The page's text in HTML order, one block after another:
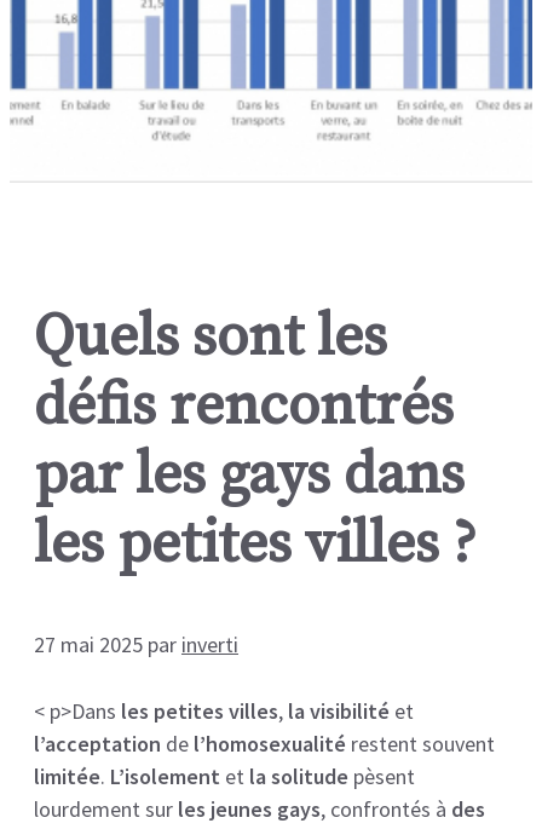
Quels sont les
défis rencontrés
par les gays dans
les petites villes ?
27 mai 2025 par inverti
< p>Dans les petites villes, la visibilité et
l’acceptation de l’homosexualité restent souvent
limitée. L’isolement et la solitude pèsent
lourdement sur les jeunes gays, confrontés à des